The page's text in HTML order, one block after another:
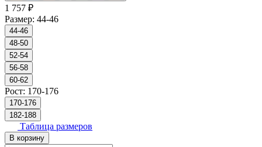
1 757 ₽
Размер: 44-46
44-46
48-50
52-54
56-58
60-62
Рост: 170-176
170-176
182-188
Таблица размеров
В корзину